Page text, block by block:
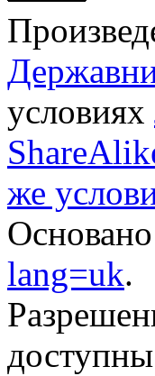
условиях
же
lang=uk.